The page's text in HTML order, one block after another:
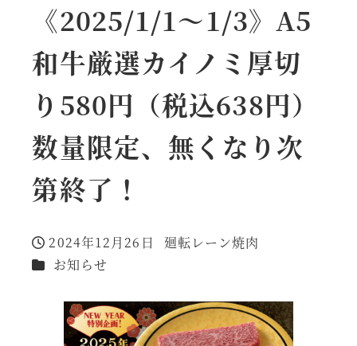
《2025/1/1～1/3》A5
和牛厳選カイノミ厚切
り580円（税込638円）
数量限定、無くなり次
第終了！
投稿日
2024年12月26日
著
廻転レーン焼肉
カテゴリー
お知らせ